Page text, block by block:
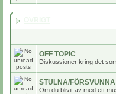
OFF TOPIC
Diskussioner kring det
STULNA/
Om du blivit av med ett